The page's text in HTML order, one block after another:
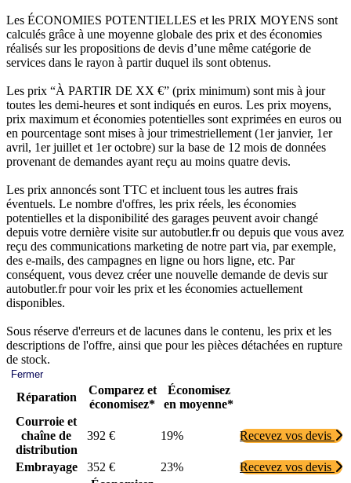
Les ÉCONOMIES POTENTIELLES et les PRIX MOYENS sont
calculés grâce à une moyenne globale des prix et des économies
réalisés sur les propositions de devis d’une même catégorie de
services dans le rayon à partir duquel ils sont obtenus.
Les prix “À PARTIR DE XX €” (prix minimum) sont mis à jour
toutes les demi-heures et sont indiqués en euros. Les prix moyens,
prix maximum et économies potentielles sont exprimées en euros ou
en pourcentage sont mises à jour trimestriellement (1er janvier, 1er
avril, 1er juillet et 1er octobre) sur la base de 12 mois de données
provenant de demandes ayant reçu au moins quatre devis.
Les prix annoncés sont TTC et incluent tous les autres frais
éventuels. Le nombre d'offres, les prix réels, les économies
potentielles et la disponibilité des garages peuvent avoir changé
depuis votre dernière visite sur autobutler.fr ou depuis que vous avez
reçu des communications marketing de notre part via, par exemple,
des e-mails, des campagnes en ligne ou hors ligne, etc. Par
conséquent, vous devez créer une nouvelle demande de devis sur
autobutler.fr pour voir les prix et les économies actuellement
disponibles.
Sous réserve d'erreurs et de lacunes dans le contenu, les prix et les
descriptions de l'offre, ainsi que pour les pièces détachées en rupture
de stock.
Fermer
Réparation
Comparez et
économisez*
Économisez
en moyenne*
Courroie et
chaîne de
distribution
392 € 19% Recevez vos devis
Embrayage 352 € 23%
Recevez vos devis